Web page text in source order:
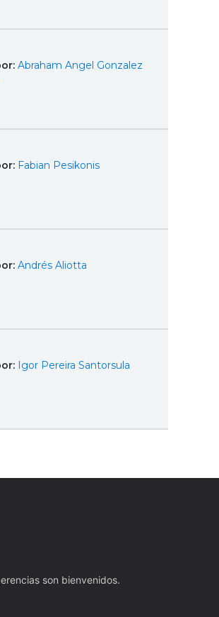
Abraham Angel Gonzalez
Fabian Pesikonis
Andrés Aliotta
Igor Pereira Santorsula
son bienvenidos.